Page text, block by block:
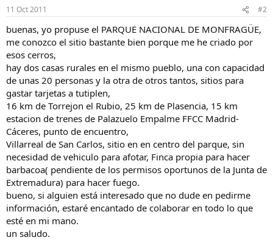
11 Oct 2011 #2
buenas, yo propuse el PARQUE NACIONAL DE MONFRAGÜE,
me conozco el sitio bastante bien porque me he criado por
esos cerros,
hay dos casas rurales en el mismo pueblo, una con capacidad
de unas 20 personas y la otra de otros tantos, sitios para
gastar tarjetas a tutiplen,
16 km de Torrejon el Rubio, 25 km de Plasencia, 15 km
estacion de trenes de Palazuelo Empalme FFCC Madrid-
Cáceres, punto de encuentro,
Villarreal de San Carlos, sitio en en centro del parque, sin
necesidad de vehiculo para afotar, Finca propia para hacer
barbacoa( pendiente de los permisos oportunos de la Junta de
Extremadura) para hacer fuego.
bueno, si alguien está interesado que no dude en pedirme
información, estaré encantado de colaborar en todo lo que
esté en mi mano.
un saludo.